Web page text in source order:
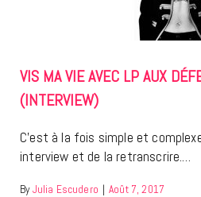
VIS MA VIE AVEC LP AUX
(INTERVIEW)
C’est à la fois simple et
interview et de la retranscrire.…
By Julia Escudero | Août 7, 2017